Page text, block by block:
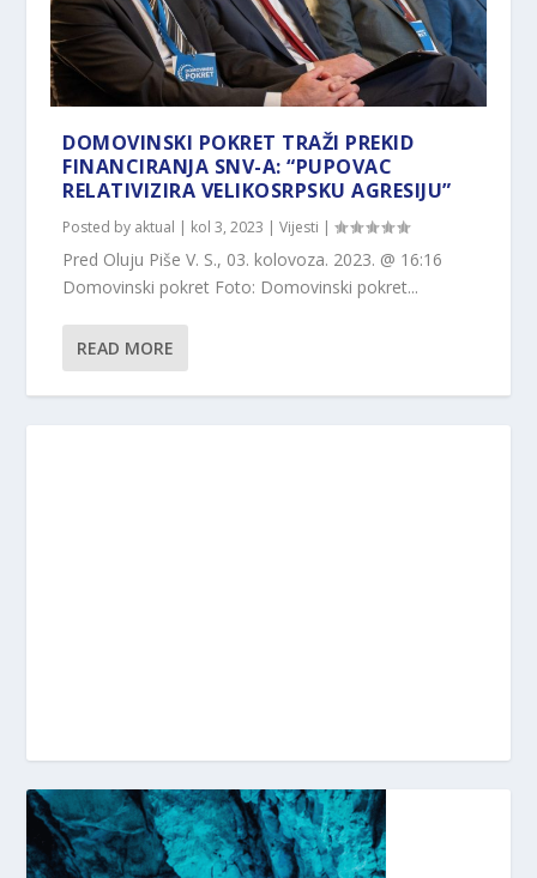
DOMOVINSKI POKRET TRAŽI PREKID
FINANCIRANJA SNV-A: “PUPOVAC
RELATIVIZIRA VELIKOSRPSKU AGRESIJU”
Posted by aktual | kol 3, 2023 |Vijesti |
Pred Oluju Piše V. S., 03. kolovoza. 2023. @ 16:16
Domovinski pokret Foto: Domovinski pokret...
READ MORE